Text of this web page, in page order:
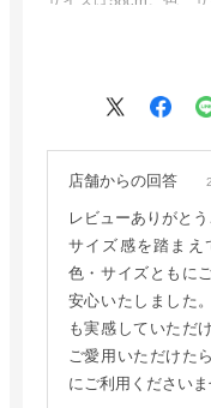
アウールで柔らかくあ
ハリスツィードスト
欲しくなる。
店舗からの回答
レビューありがとう
サイズ感を踏まえ
色・サイズともに
安心いたしました
も実感していただ
ご愛用いただけた
にご利用くださいま